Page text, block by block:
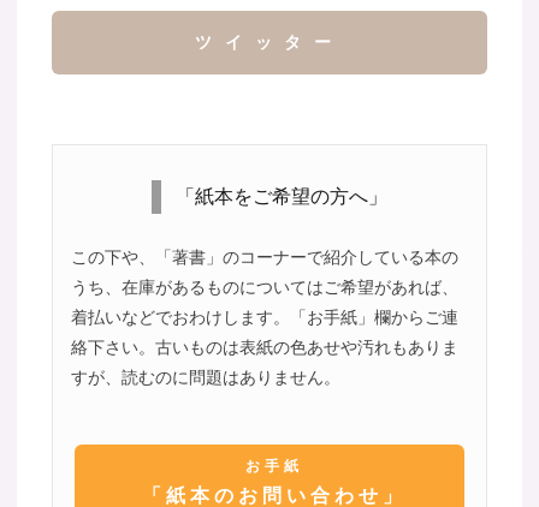
ツイッター
「紙本をご希望の方へ」
この下や、「著書」のコーナーで紹介している本の
うち、在庫があるものについてはご希望があれば、
着払いなどでおわけします。「お手紙」欄からご連
絡下さい。古いものは表紙の色あせや汚れもありま
すが、読むのに問題はありません。
お手紙
「紙本のお問い合わせ」